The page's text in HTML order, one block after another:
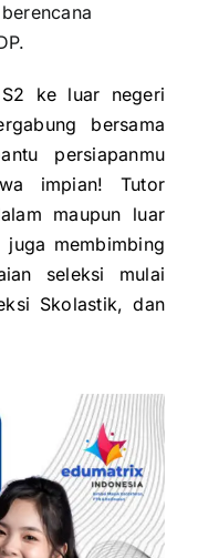
S2 ke luar negeri
bersama
persiapanmu
impian! Tutor
maupun luar
juga membimbing
seleksi mulai
Skolastik, dan